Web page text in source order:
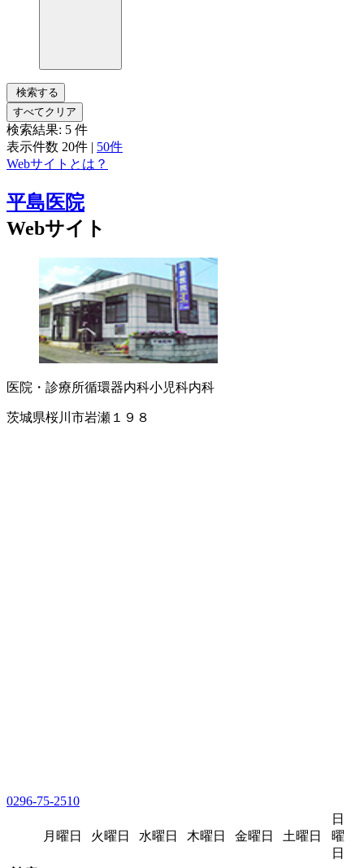
検索する
すべてクリア
検索結果: 5 件
表示件数 20件 | 50件
Webサイトとは？
平島医院
Webサイト
医院・診療所循環器内科小児科内科
茨城県桜川市岩瀬１９８
0296-75-2510
月曜日 火曜日 水曜日 木曜日 金曜日 土曜日
日
曜
日